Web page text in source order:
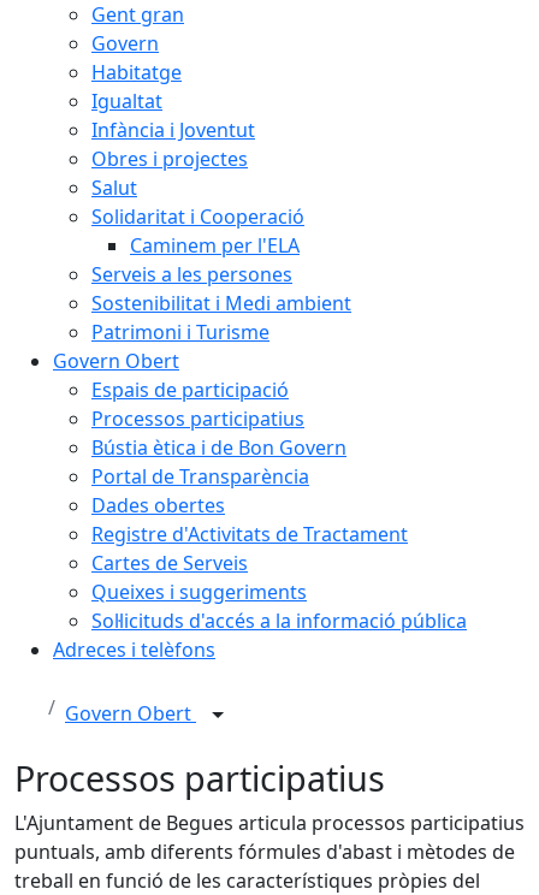
Gent gran
Govern
Habitatge
Igualtat
Infància i Joventut
Obres i projectes
Salut
Solidaritat i Cooperació
Caminem per l'ELA
Serveis a les persones
Sostenibilitat i Medi ambient
Patrimoni i Turisme
Govern Obert
Espais de participació
Processos participatius
Bústia ètica i de Bon Govern
Portal de Transparència
Dades obertes
Registre d'Activitats de Tractament
Cartes de Serveis
Queixes i suggeriments
Sol·licituds d'accés a la informació pública
Adreces i telèfons
Govern Obert
Processos participatius
L'Ajuntament de Begues articula processos participatius
puntuals, amb diferents fórmules d'abast i mètodes de
treball en funció de les característiques pròpies del